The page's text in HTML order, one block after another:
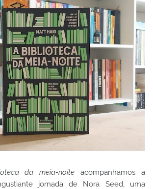
da meia-noite acompanhamos a
jornada de Nora Seed, uma